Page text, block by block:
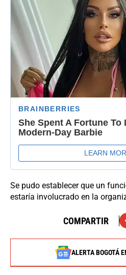
Se pudo establecer que un
estaría involucrado en la
COMPARTIR
ALERTA BOGOTÁ